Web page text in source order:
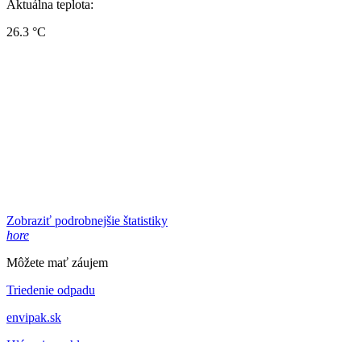
Aktuálna teplota:
26.3 °C
Zobraziť podrobnejšie štatistiky
hore
Môžete mať záujem
Triedenie odpadu
envipak.sk